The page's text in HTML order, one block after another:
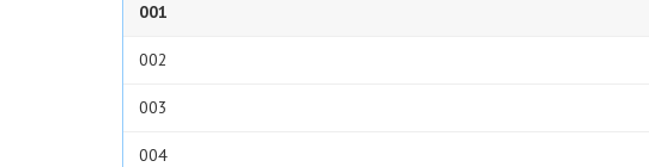
001
002
003
004